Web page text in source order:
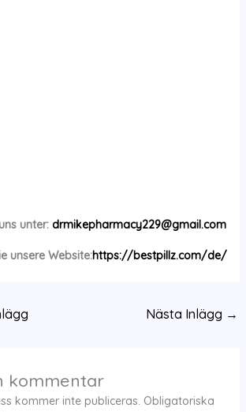
unter: drmikepharmacy229@gmail.com
unsere Website:https://bestpillz.com/de/
Nästa Inlägg →
kommentar
kommer inte publiceras. Obligatoriska